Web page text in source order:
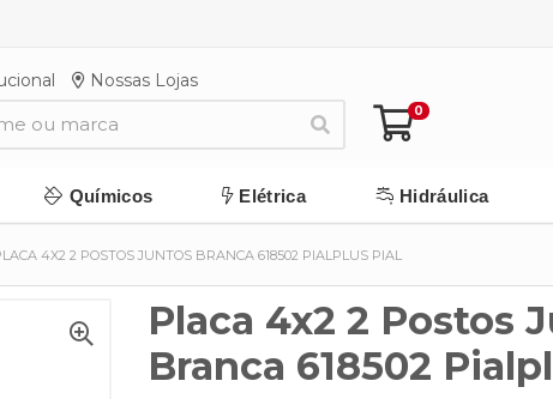
Nossas Lojas
0
Químicos Elétrica Hidráulica
4X2 2 POSTOS JUNTOS BRANCA 618502 PIALPLUS PIAL
Placa 4x2 2 Postos
Branca 618502